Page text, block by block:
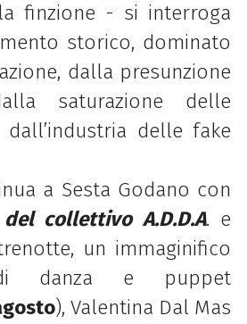
finzione - si interroga
storico, dominato
dalla presunzione
saturazione delle
dall’industria delle fake
a Sesta Godano con
collettivo A.D.D.A. e
un immaginifico
danza e puppet
), Valentina Dal Mas